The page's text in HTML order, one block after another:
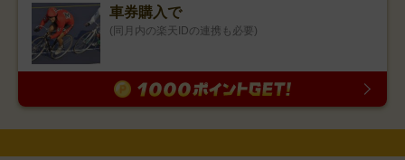
車券購入で
(同月内の楽天IDの連携も必要)